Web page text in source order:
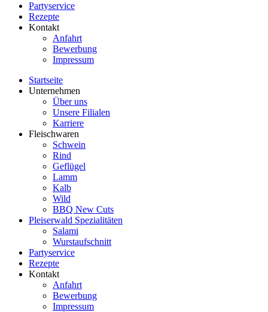
Partyservice
Rezepte
Kontakt
Anfahrt
Bewerbung
Impressum
Startseite
Unternehmen
Über uns
Unsere Filialen
Karriere
Fleischwaren
Schwein
Rind
Geflügel
Lamm
Kalb
Wild
BBQ New Cuts
Pleiserwald Spezialitäten
Salami
Wurstaufschnitt
Partyservice
Rezepte
Kontakt
Anfahrt
Bewerbung
Impressum